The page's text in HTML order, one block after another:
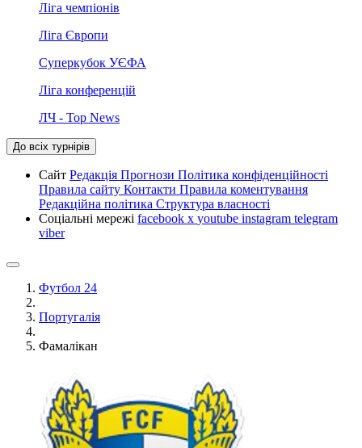
Ліга чемпіонів
Ліга Європи
Суперкубок УЄФА
Ліга конференцій
ЛЧ - Top News
До всіх турнірів
Сайт Редакція Прогнози Політика конфіденційності
Правила сайту Контакти Правила коментування
Редакційна політика Структура власності
Соціальні мережі facebook x youtube instagram telegram
viber
Футбол 24
Португалія
Фамалікан